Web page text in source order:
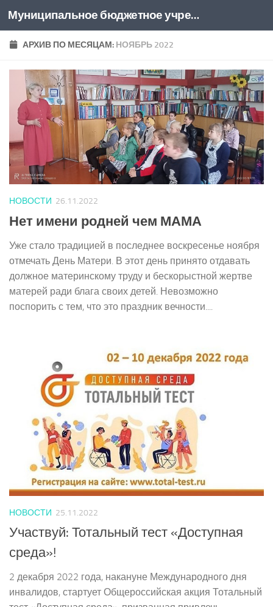
Перейти к содержимому Муниципальное бюджетное учреждение культуры "Центральная библиотека муниципального образования Привольненское сельское поселение Каневского района"
АРХИВ ПО МЕСЯЦАМ: НОЯБРЬ 2022
НОВОСТИ 26.11.2022
Нет имени родней чем МАМА
Уже стало традицией в последнее воскресенье ноября
отмечать День Матери. В этот день принято отдавать
должное материнскому труду и бескорыстной жертве
матерей ради блага своих детей. Невозможно
поспорить с тем, что это праздник вечности....
НОВОСТИ 25.11.2022
Участвуй: Тотальный тест «Доступная
среда»!
2 декабря 2022 года, накануне Международного дня
инвалидов, стартует Общероссийская акция Тотальный